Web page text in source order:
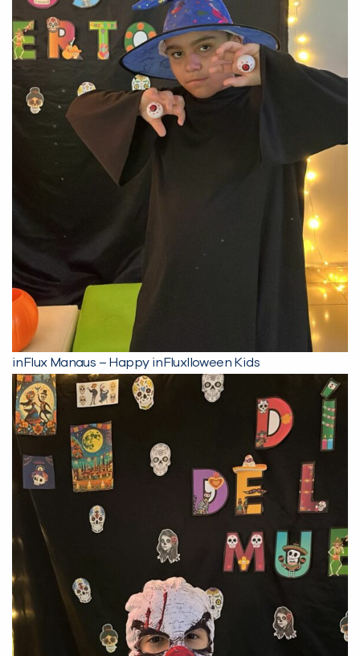
inFlux Manaus – Happy inFluxlloween Kids